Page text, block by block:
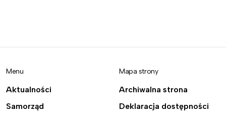
Menu
Aktualności
Samorząd
Mapa strony
Archiwalna strona
Deklaracja dostępności